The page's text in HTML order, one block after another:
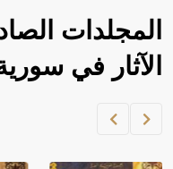
المجلدات
الآثار في